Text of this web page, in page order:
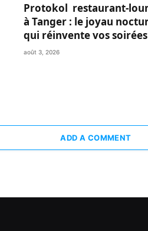
Protokol restaurant-
à Tanger : le joyau
qui réinvente vos soirées
août 3, 2026
ADD A COMMENT